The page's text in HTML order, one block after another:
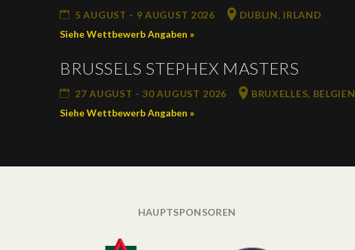
5 AUGUST - 9 AUGUST 2026
DUBLIN, IRLAND
Siehe Wettbewerb Angaben »
BRUSSELS STEPHEX MASTERS
27 AUGUST - 30 AUGUST 2026
BRUXELLES, BELGIEN
Siehe Wettbewerb Angaben »
HAUPTSPONSOREN